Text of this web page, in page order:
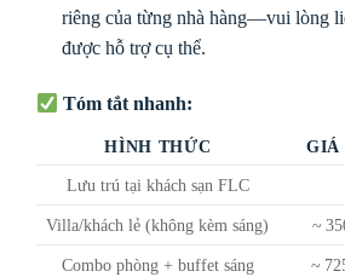
riêng của từng nhà hàng—vui lòng
được hỗ trợ cụ thể.
Tóm tắt nhanh:
HÌNH THỨC
GIÁ
Lưu trú tại khách sạn FLC
Villa/khách lẻ (không kèm sáng) ~
Combo phòng + buffet sáng ~